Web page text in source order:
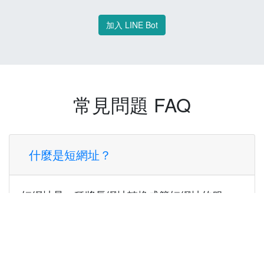
加入 LINE Bot
常見問題 FAQ
什麼是短網址？
短網址是一種將長網址轉換成簡短網址的服